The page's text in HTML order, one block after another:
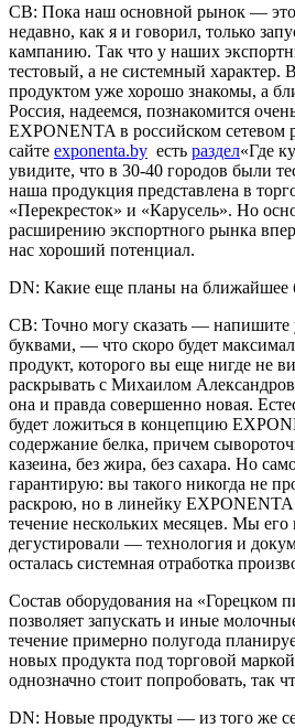
СВ: Пока наш основной рынок — это
недавно, как я и говорил, только
кампанию. Так что у наших
тестовый, а не системный характер.
продуктом уже хорошо знакомы, а
Россия, надеемся, познакомится
EXPONENTA в российском сетевом
сайте exponenta.by есть раздел«Где
увидите, что в 30-40 городов были
наша продукция представлена в
«Перекресток» и «Карусель». Но
расширению экспортного рынка
нас хороший потенциал.
DN: Какие еще планы на ближайшее
СВ: Точно могу сказать — напишите
буквами, — что скоро будет
продукт, которого вы еще нигде не
раскрывать с Михаилом
она и правда совершенно новая.
будет ложиться в концепцию
содержание белка, причем
казеина, без жира, без сахара. Но
гарантирую: вы такого никогда не
раскрою, но в линейку EXPONENTA
течение нескольких месяцев. Мы его
дегустировали — технология и
осталась системная отработка
Состав оборудования на «Горецком
позволяет запускать и иные
течение примерно полугода
новых продукта под торговой
однозначно стоит попробовать, так
DN: Новые продукты — из того же